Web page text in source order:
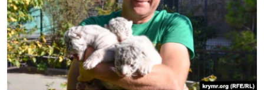
ДЕПОРТАЦІЯ
ВІДЕОУРОКИ «ELIFBE»
СВІДЧЕННЯ ОКУПАЦІЇ
УКРАЇНСЬКА ПРОБЛЕМА КРИМУ
ЯК ОБІЙТИ БЛОКУВАННЯ
Русский
Qırımtatar